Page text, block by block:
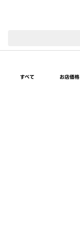
すべて お店価格